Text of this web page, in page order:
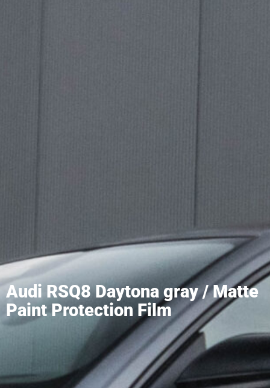
Audi RSQ8 Daytona gray / Matte
Paint Protection Film